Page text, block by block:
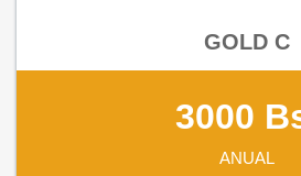
GOLD C
3000
ANUAL